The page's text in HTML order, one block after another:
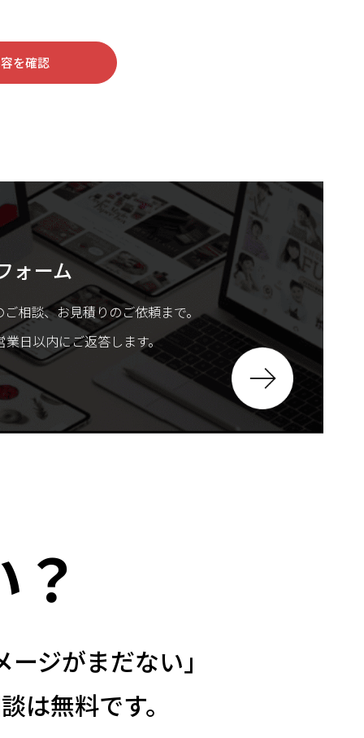
を確認
ォーム
相談、お見積りのご依頼まで。
日以内にご返答します。
ジがまだない」
は無料です。